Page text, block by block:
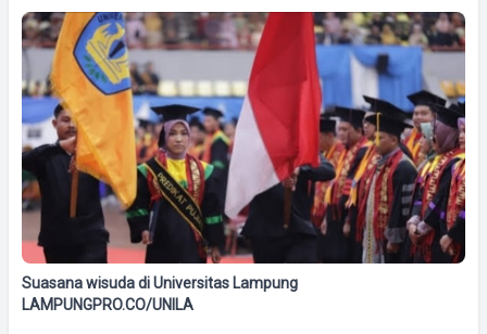
Suasana wisuda di Universitas Lampung
LAMPUNGPRO.CO/UNILA